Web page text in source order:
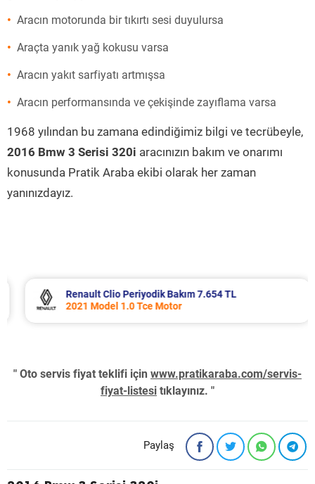
Aracın motorunda bir tıkırtı sesi duyulursa
Araçta yanık yağ kokusu varsa
Aracın yakıt sarfiyatı artmışsa
Aracın performansında ve çekişinde zayıflama varsa
1968 yılından bu zamana edindiğimiz bilgi ve tecrübeyle,
2016 Bmw 3 Serisi 320i aracınızın bakım ve onarımı
konusunda Pratik Araba ekibi olarak her zaman
yanınızdayız.
Renault Clio Periyodik Bakım 7.654 TL
2021 Model 1.0 Tce Motor
" Oto servis fiyat teklifi için www.pratikaraba.com/servis-
fiyat-listesi tıklayınız. "
Paylaş